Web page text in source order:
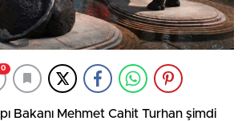
0
Bakanı Mehmet Cahit Turhan şimdi